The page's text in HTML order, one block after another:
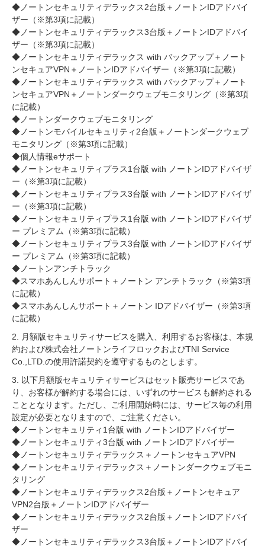
◆ノートンセキュリティデラックス2台版＋ノートンIDアドバイ
ザー（※第3項に記載）
◆ノートンセキュリティデラックス3台版＋ノートンIDアドバイ
ザー（※第3項に記載）
◆ノートンセキュリティデラックス with バックアップ＋ノート
ンセキュアVPN＋ノートンIDアドバイザー（※第3項に記載）
◆ノートンセキュリティデラックス with バックアップ＋ノート
ンセキュアVPN＋ノートンダークウェブモニタリング（※第3項
に記載）
◆ノートンダークウェブモニタリング
◆ノートンモバイルセキュリティ2台版＋ノートンダークウェブ
モニタリング（※第3項に記載）
◆個人情報eサポート
◆ノートンセキュリティプラス1台版 with ノートンIDアドバイザ
ー（※第3項に記載）
◆ノートンセキュリティプラス3台版 with ノートンIDアドバイザ
ー（※第3項に記載）
◆ノートンセキュリティプラス1台版 with ノートンIDアドバイザ
ー プレミアム（※第3項に記載）
◆ノートンセキュリティプラス3台版 with ノートンIDアドバイザ
ー プレミアム（※第3項に記載）
◆ノートンアンチトラック
◆スマホあんしんサポート＋ノートン アンチトラック（※第3項
に記載）
◆スマホあんしんサポート＋ノートン IDアドバイザー（※第3項
に記載）
2. 月額版セキュリティサービスを購入、利用するお客様は、本規
約および株式会社ノートンライフロックおよびTNI Service
Co.,LTD.の使用許諾契約を遵守するものとします。
3. 以下月額版セキュリティサービスはセット販売サービスであ
り、お客様が解約する場合には、いずれのサービスも解約される
こととなります。ただし、ご利用開始時には、サービス毎の利用
設定が必要となりますので、ご注意ください。
◆ノートンセキュリティ1台版 with ノートンIDアドバイザー
◆ノートンセキュリティ3台版 with ノートンIDアドバイザー
◆ノートンセキュリティデラックス＋ノートンセキュアVPN
◆ノートンセキュリティデラックス＋ノートンダークウェブモニ
タリング
◆ノートンセキュリティデラックス2台版＋ノートンセキュア
VPN2台版＋ノートンIDアドバイザー
◆ノートンセキュリティデラックス2台版＋ノートンIDアドバイ
ザー
◆ノートンセキュリティデラックス3台版＋ノートンIDアドバイ